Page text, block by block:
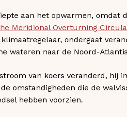
aan het opwarmen, omdat
Meridional Overturning
ondergaat
wateren naar de Noord-
van koers veranderd,
omstandigheden die de
hebben voorzien.